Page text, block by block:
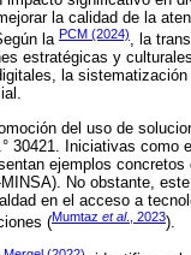
la calidad de la
la PCM (2024), la
estratégicas y
la
del uso de
30421. Iniciativas
ejemplos
No obstante,
en el acceso a
(Mumtaz et al., 2023).